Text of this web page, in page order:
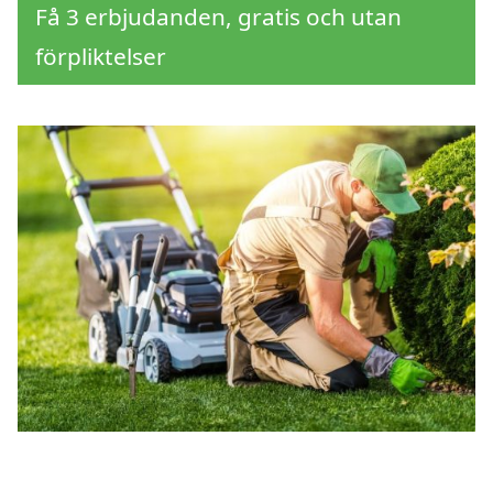
Få 3 erbjudanden, gratis och utan
förpliktelser